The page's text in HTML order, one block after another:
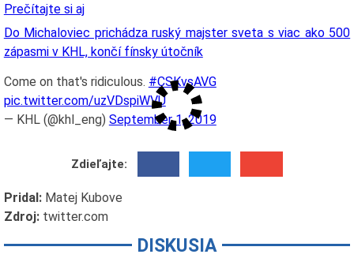
Prečítajte si aj
Do Michaloviec prichádza ruský majster sveta s viac ako 500
zápasmi v KHL, končí fínsky útočník
Come on that's ridiculous. #CSKvsAVG
pic.twitter.com/uzVDspiWVU
— KHL (@khl_eng) September 1, 2019
Zdieľajte:
Pridal: Matej Kubove
Zdroj: twitter.com
DISKUSIA